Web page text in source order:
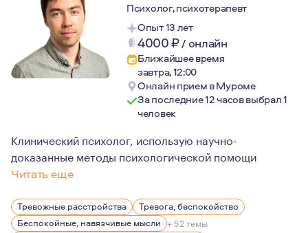
Психолог, психотерапевт
Опыт 13 лет
4000₽/ онлайн
Ближайшее время
завтра, 12:00
Онлайн прием в Муроме
За последние 12 часов выбрал 1
человек
Клинический психолог, использую научно-
доказанные методы психологической помощи
Читать еще
Мой подход к терапии - непредвзятый,
Тревожные расстройства
Тревога, беспокойство
Беспокойные, навязчивые мысли + 52 темы